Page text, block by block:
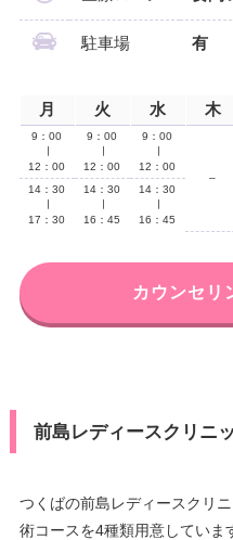
駐車場 有
月 火 水 木
9：00
12：00
9：00
12：00
9：00
12：00
–
14：30
17：30
14：30
16：45
14：30
16：45
カウンセリ
前島レディースクリニ
つくばの前島レディースクリ
術コースを4種類用意していま